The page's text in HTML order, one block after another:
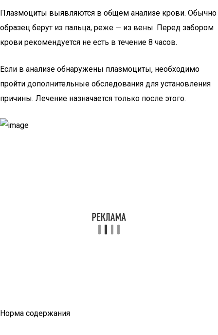
Плазмоциты выявляются в общем анализе крови. Обычно
образец берут из пальца, реже — из вены. Перед забором
крови рекомендуется не есть в течение 8 часов.
Если в анализе обнаружены плазмоциты, необходимо
пройти дополнительные обследования для установления
причины. Лечение назначается только после этого.
Норма содержания